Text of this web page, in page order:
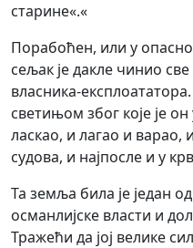
старине«.«
Порабоћен, или у
сељак је дакле чинио
власника-
светињом због које је
ласкао, и лагао и варао,
судова, и најпосле и у
Та земља била је један
османлијске власти и
Тражећи да јој велике